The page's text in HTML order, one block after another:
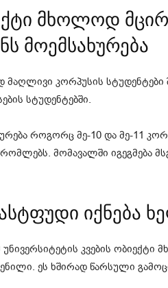
მხოლოდ
მოემსახურება
კორპუსის სტუდენტები
სტუდენტებში.
როგორც მე-10 და მე-11
მომავალში იგეგმება
იქნება
კვების ობიექტი
ეს ხშირად წარსული